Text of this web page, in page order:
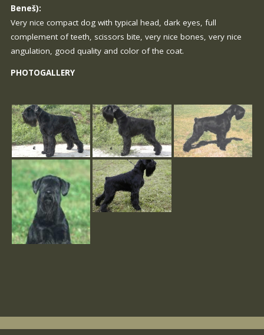
Beneš):
Very nice compact dog with typical head, dark eyes, full
complement of teeth, scissors bite, very nice bones, very nice
angulation, good quality and color of the coat.
PHOTOGALLERY